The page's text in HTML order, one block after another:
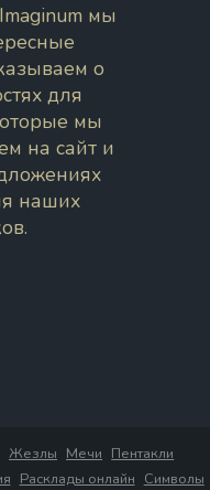
мы
о
для
мы
на сайт и
наших
Жезлы Мечи Пентакли
Расклады онлайн Символы